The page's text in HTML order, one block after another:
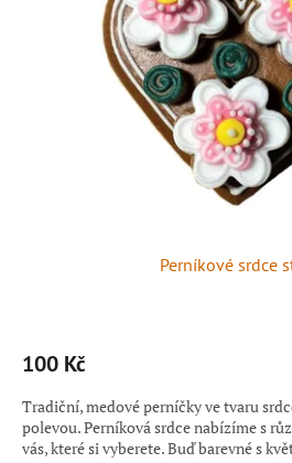
Perníkové srdce
100 Kč
Tradiční, medové perníčky ve tvaru
polevou. Perníková srdce nabízíme s
vás, které si vyberete. Buď barevné s